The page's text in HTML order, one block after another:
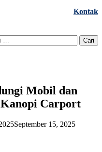
Kontak
Mobil dan
Carport
September 15, 2025